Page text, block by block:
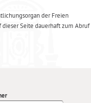
der Freien
Seite dauerhaft zum Abruf